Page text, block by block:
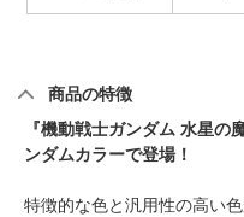
商品の特徴
『機動戦士ガンダム 水星の
ンダムカラーで登場！
特徴的な色と汎用性の高い色